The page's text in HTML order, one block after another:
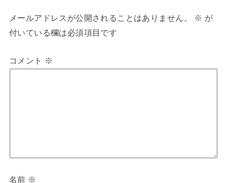
メールアドレスが公開されることはありません。 ※ が
付いている欄は必須項目です
コメント ※
名前 ※